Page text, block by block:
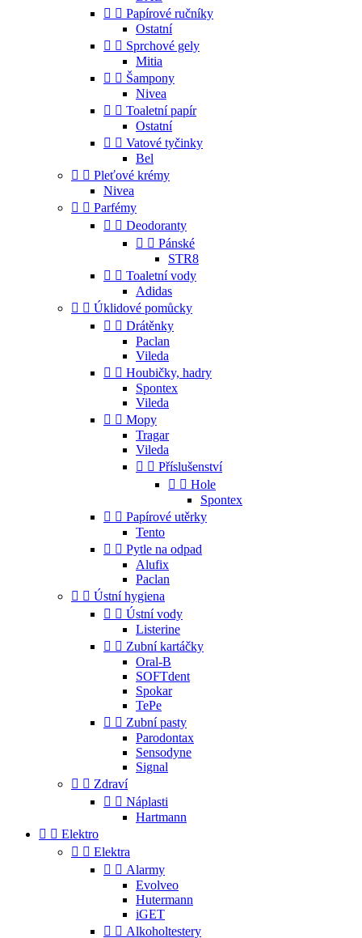
  Papírové ručníky
Ostatní
  Sprchové gely
Mitia
  Šampony
Nivea
  Toaletní papír
Ostatní
  Vatové tyčinky
Bel
  Pleťové krémy
Nivea
  Parfémy
  Deodoranty
  Pánské
STR8
  Toaletní vody
Adidas
  Úklidové pomůcky
  Drátěnky
Paclan
Vileda
  Houbičky, hadry
Spontex
Vileda
  Mopy
Tragar
Vileda
  Příslušenství
  Hole
Spontex
  Papírové utěrky
Tento
  Pytle na odpad
Alufix
Paclan
  Ústní hygiena
  Ústní vody
Listerine
  Zubní kartáčky
Oral-B
SOFTdent
Spokar
TePe
  Zubní pasty
Parodontax
Sensodyne
Signal
  Zdraví
  Náplasti
Hartmann
  Elektro
  Elektra
  Alarmy
Evolveo
Hutermann
iGET
  Alkoholtestery